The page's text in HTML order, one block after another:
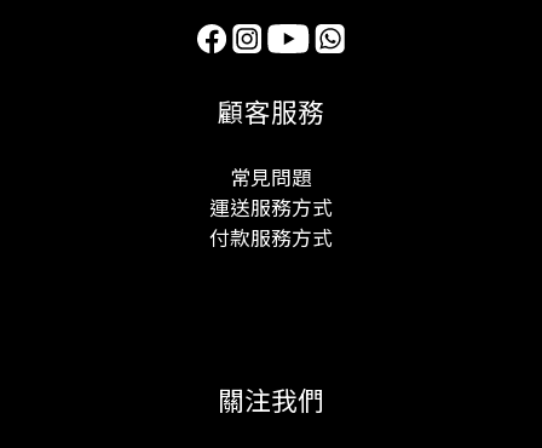
顧客服務
常見問題
運送服務方式
付款服務方式
關注我們